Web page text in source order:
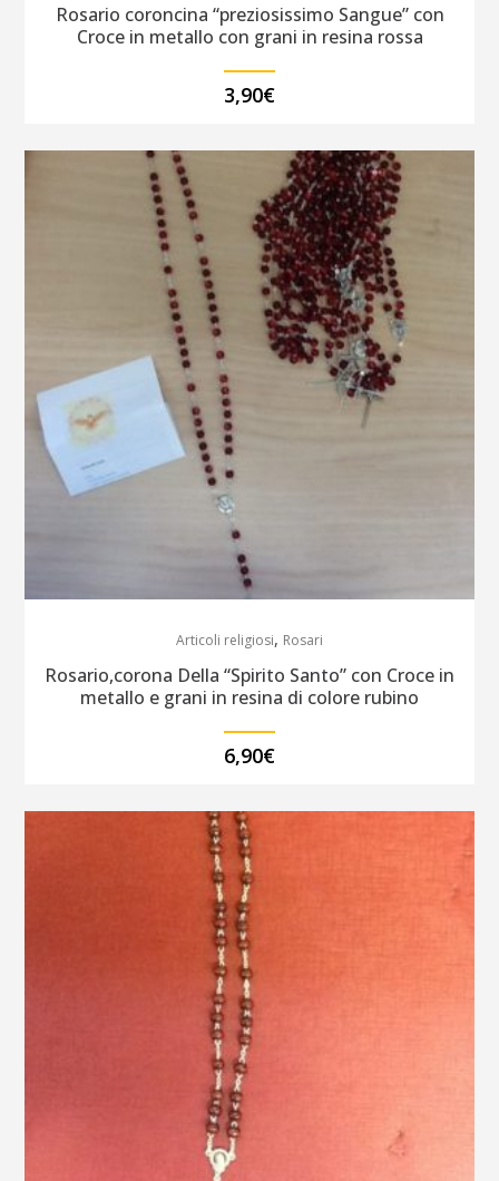
Rosario coroncina “preziosissimo Sangue” con
Croce in metallo con grani in resina rossa
3,90€
Articoli religiosi, Rosari
Rosario,corona Della “Spirito Santo” con Croce in
metallo e grani in resina di colore rubino
6,90€